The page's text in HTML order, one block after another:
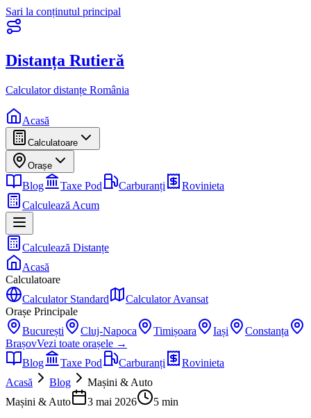
Sari la conținutul principal
Distanța Rutieră
Calculator distanțe România
Acasă
Calculatoare
Orașe
Blog Taxe Pod Carburanți
Rovinieta
Calculează Acum
Calculează Distanțe
Acasă
Calculatoare
Calculator Standard
Calculator Avansat
Orașe Principale
București
Cluj-Napoca Timișoara Iași
Constanța
BrașovVezi toate orașele →
Blog
Taxe Pod Carburanți
Rovinieta
Acasă
Blog
Mașini & Auto
Mașini & Auto
3 mai 2026 5 min